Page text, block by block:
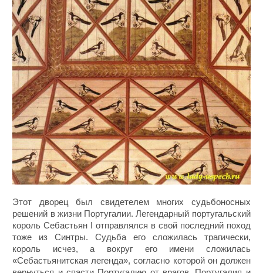
Этот дворец был свидетелем многих судьбоносных
решений в жизни Португалии. Легендарный португальский
король Себастьян I отправлялся в свой последний поход
тоже из Синтры. Судьба его сложилась трагически,
король исчез, а вокруг его имени сложилась
«Себастьянитская легенда», согласно которой он должен